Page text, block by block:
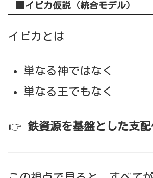
■イビカ仮説（統合モデル）
イビカとは
単なる神ではなく
単なる王でもなく
👉 鉄資源を基盤とした支